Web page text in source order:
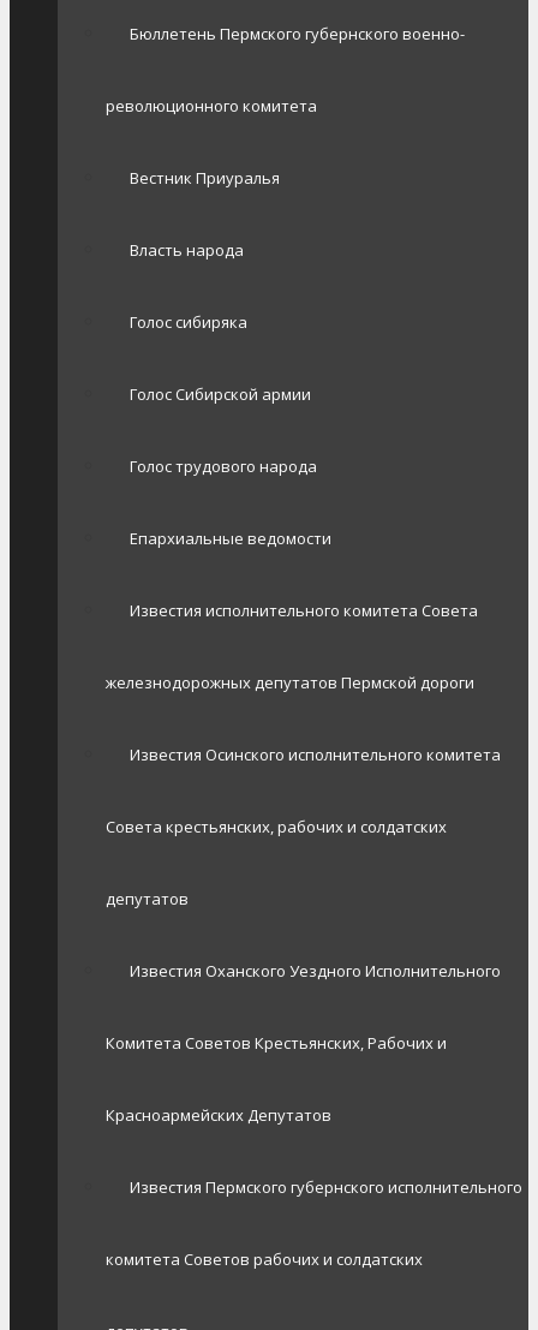
Бюллетень Пермского губернского военно-
революционного комитета
Вестник Приуралья
Власть народа
Голос сибиряка
Голос Сибирской армии
Голос трудового народа
Епархиальные ведомости
Известия исполнительного комитета Совета
железнодорожных депутатов Пермской дороги
Известия Осинского исполнительного комитета
Совета крестьянских, рабочих и солдатских
депутатов
Известия Оханского Уездного Исполнительного
Комитета Советов Крестьянских, Рабочих и
Красноармейских Депутатов
Известия Пермского губернского исполнительного
комитета Советов рабочих и солдатских